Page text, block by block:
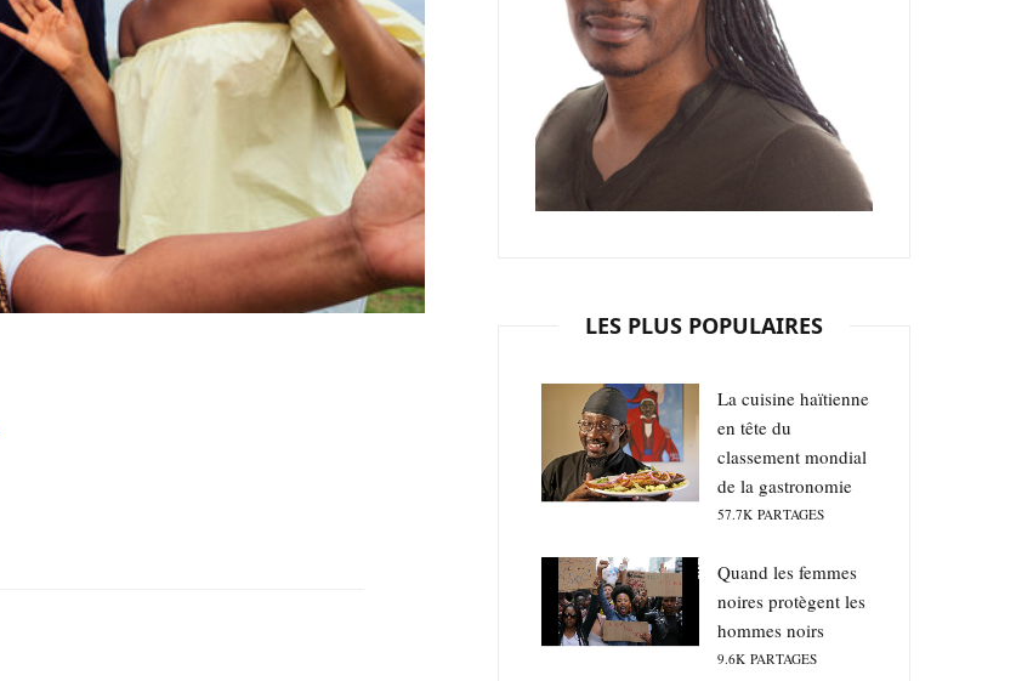
LES PLUS POPULAIRES
La cuisine haïtienne
en tête du
classement mondial
de la gastronomie
57.7K PARTAGES
Quand les femmes
noires protègent les
hommes noirs
9.6K PARTAGES